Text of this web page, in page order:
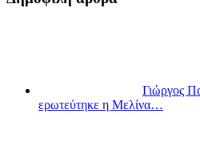
Γιώργος
ερωτεύτηκε η Μελίνα…